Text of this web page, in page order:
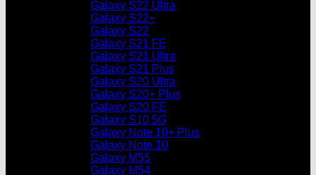
Galaxy S22 Ultra
Galaxy S22+
Galaxy S22
Galaxy S21 FE
Galaxy S21 Ultra
Galaxy S21 Plus
Galaxy S20 Ultra
Galaxy S20+ Plus
Galaxy S20 FE
Galaxy S10 5G
Galaxy Note 10+ Plus
Galaxy Note 10
Galaxy M55
Galaxy M54